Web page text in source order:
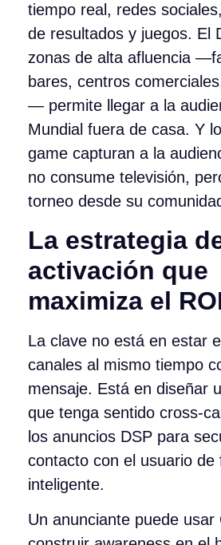
tiempo real, redes
de resultados y juegos. El
zonas de alta afluencia
bares, centros
— permite llegar a la
Mundial fuera de casa. Y
game capturan a la
no consume televisión,
torneo desde su
La estrategia
activación que
maximiza el
La clave no está en estar
canales al mismo tiempo
mensaje. Está en diseñar
que tenga sentido cross-
los anuncios DSP para
contacto con el usuario de
inteligente.
Un anunciante puede usar